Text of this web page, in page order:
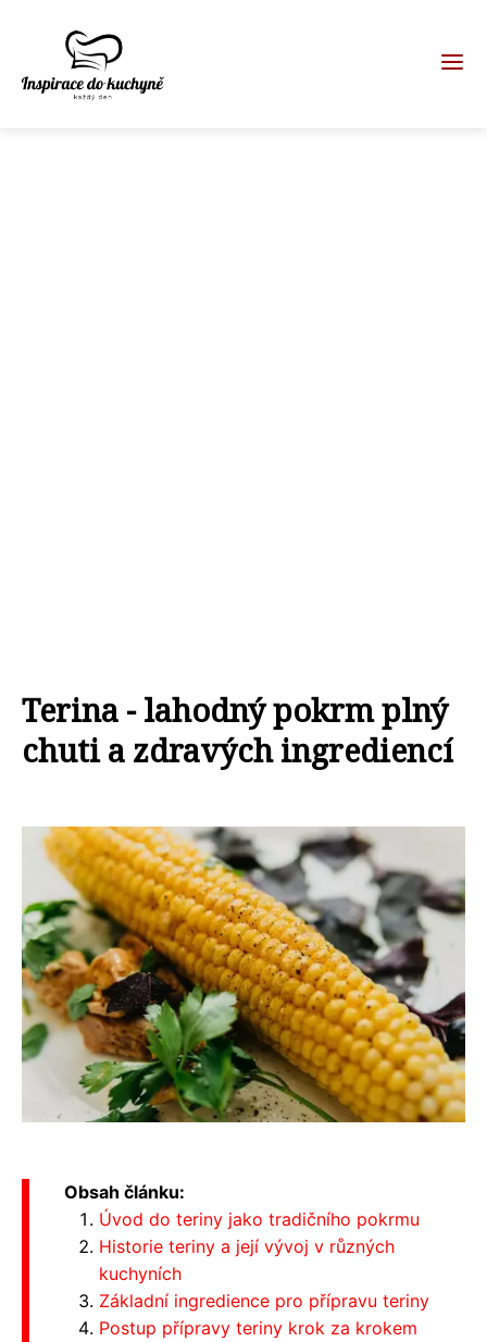
Terina - lahodný pokrm plný
chuti a zdravých ingrediencí
Obsah článku:
Úvod do teriny jako tradičního pokrmu
Historie teriny a její vývoj v různých
kuchyních
Základní ingredience pro přípravu teriny
Postup přípravy teriny krok za krokem